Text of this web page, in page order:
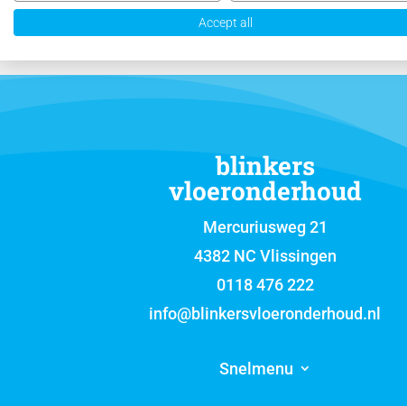
blinkers
vloeronderhoud
Mercuriusweg 21
4382 NC Vlissingen
0118 476 222
info@blinkersvloeronderhoud.nl
Snelmenu
Accept all